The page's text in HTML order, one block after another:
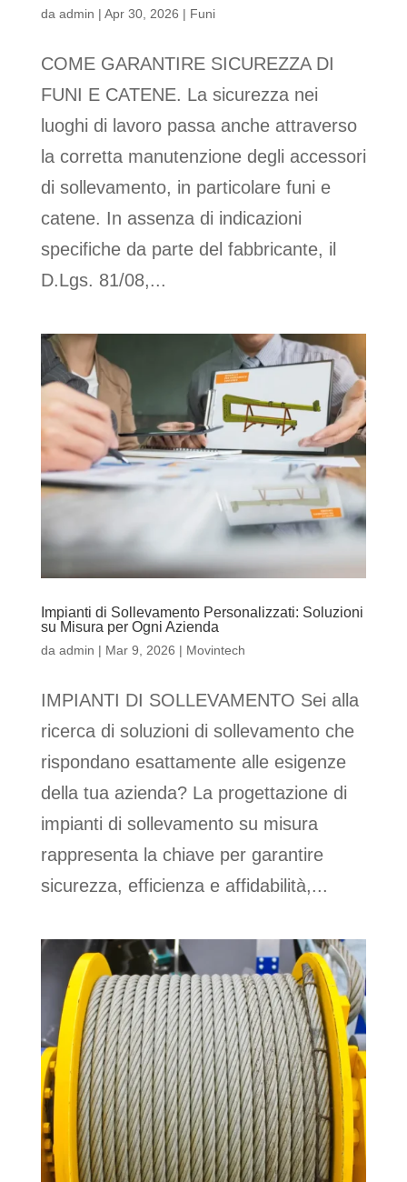
da admin | Apr 30, 2026 | Funi
COME GARANTIRE SICUREZZA DI
FUNI E CATENE. La sicurezza nei
luoghi di lavoro passa anche attraverso
la corretta manutenzione degli accessori
di sollevamento, in particolare funi e
catene. In assenza di indicazioni
specifiche da parte del fabbricante, il
D.Lgs. 81/08,...
Impianti di Sollevamento Personalizzati: Soluzioni
su Misura per Ogni Azienda
da admin | Mar 9, 2026 | Movintech
IMPIANTI DI SOLLEVAMENTO Sei alla
ricerca di soluzioni di sollevamento che
rispondano esattamente alle esigenze
della tua azienda? La progettazione di
impianti di sollevamento su misura
rappresenta la chiave per garantire
sicurezza, efficienza e affidabilità,...